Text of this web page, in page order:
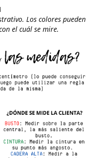
Los colores pueden
el cuál se mire.